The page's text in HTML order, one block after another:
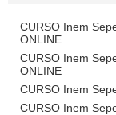
CURSO Inem
ONLINE
CURSO Inem
ONLINE
CURSO Inem
CURSO Inem